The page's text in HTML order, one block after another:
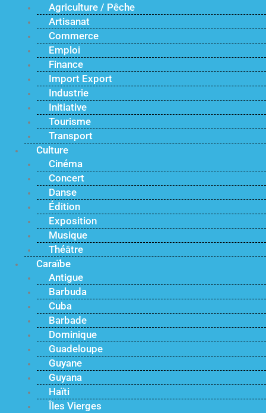
Agriculture / Pêche
Artisanat
Commerce
Emploi
Finance
Import Export
Industrie
Initiative
Tourisme
Transport
Culture
Cinéma
Concert
Danse
Édition
Exposition
Musique
Théâtre
Caraïbe
Antigue
Barbuda
Cuba
Barbade
Dominique
Guadeloupe
Guyane
Guyana
Haïti
Îles Vierges